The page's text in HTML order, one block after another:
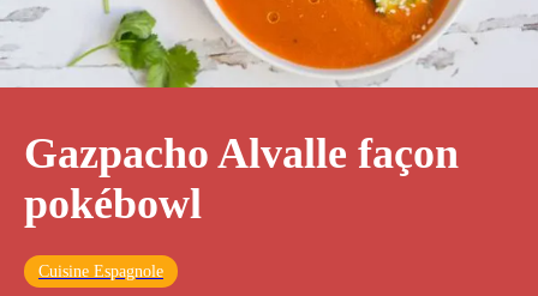
Gazpacho Alvalle façon
pokébowl
Cuisine Espagnole